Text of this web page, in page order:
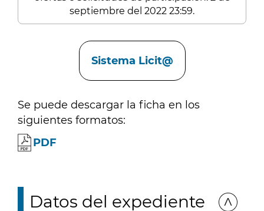
septiembre del 2022 23:59.
Sistema Licit@
Se puede descargar la ficha en los
siguientes formatos:
PDF
Datos del expediente